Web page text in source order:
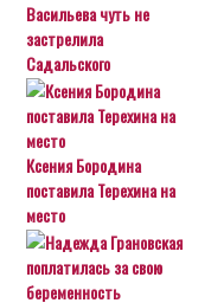
Васильева чуть не
застрелила
Садальского
Ксения Бородина
поставила Терехина на
место